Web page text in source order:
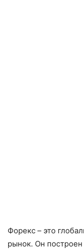
Форекс – это
рынок. Он построен